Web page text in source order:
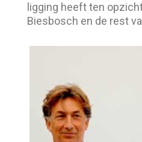
ligging heeft ten
Biesbosch en de rest